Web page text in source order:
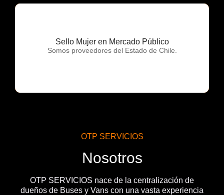
Sello Mujer en Mercado Público
Somos proveedores del Estado de Chile.
OTP Servicios
OTP SERVICIOS
Nosotros
OTP SERVICIOS nace de la centralización de
dueños de Buses y Vans con una vasta experiencia